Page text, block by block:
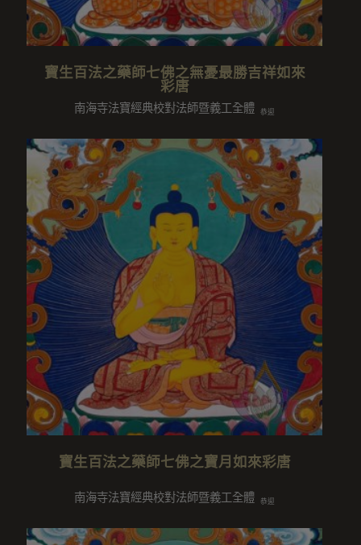
寶生百法之藥師七佛之無憂最勝吉祥如來
彩唐
南海寺法寶經典校對法師暨義工全體 恭迎
寶生百法之藥師七佛之寶月如來彩唐
南海寺法寶經典校對法師暨義工全體 恭迎